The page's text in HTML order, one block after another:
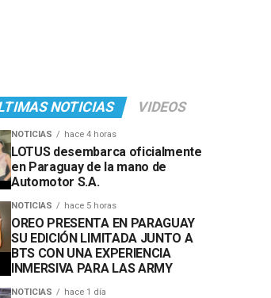
NOTICIAS VIDEOS
NOTICIAS hace 4 horas
LOTUS desembarca oficialmente
en Paraguay de la mano de
Automotor S.A.
NOTICIAS hace 5 horas
OREO PRESENTA EN PARAGUAY
SU EDICIÓN LIMITADA JUNTO A
BTS CON UNA EXPERIENCIA
INMERSIVA PARA LAS ARMY
NOTICIAS hace 1 día